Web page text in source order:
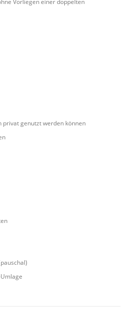
Vorliegen einer doppelten
privat genutzt werden können